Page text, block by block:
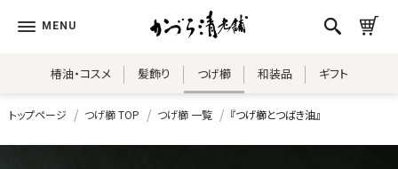
椿油・コスメ 髪飾り つげ櫛 和装品 ギフト
トップページ つげ櫛 TOP つげ櫛 一覧 『つげ櫛とつばき油』